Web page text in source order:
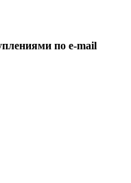
по e-mail